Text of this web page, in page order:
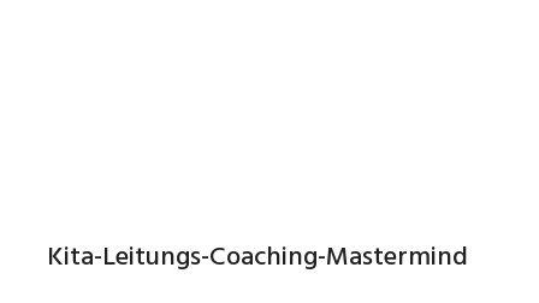
Kita-Leitungs-Coaching-Mastermind